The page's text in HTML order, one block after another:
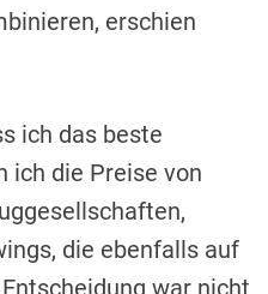
erschien
ich das beste
ich die Preise von
die ebenfalls auf